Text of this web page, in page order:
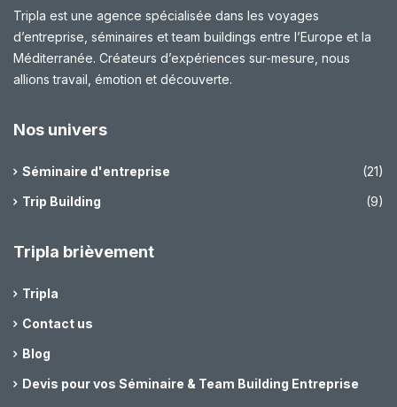
Tripla est une agence spécialisée dans les voyages
d’entreprise, séminaires et team buildings entre l’Europe et la
Méditerranée. Créateurs d’expériences sur-mesure, nous
allions travail, émotion et découverte.
Nos univers
Séminaire d'entreprise
(21)
Trip Building
(9)
Tripla brièvement
Tripla
Contact us
Blog
Devis pour vos Séminaire & Team Building Entreprise